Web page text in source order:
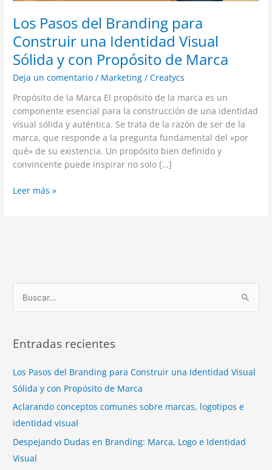
Los Pasos del Branding para
Construir una Identidad Visual
Sólida y con Propósito de Marca
Deja un comentario / Marketing /Creatycs
Propósito de la Marca El propósito de la marca es un
componente esencial para la construcción de una identidad
visual sólida y auténtica. Se trata de la razón de ser de la
marca, que responde a la pregunta fundamental del «por
qué» de su existencia. Un propósito bien definido y
convincente puede inspirar no solo […]
Propósito
de
Marca
Leer más »
u
c
o
r
:
Entradas recientes
Los Pasos del Branding para Construir una Identidad Visual
Sólida y con Propósito de Marca
Aclarando conceptos comunes sobre marcas, logotipos e
identidad visual
Despejando Dudas en Branding: Marca, Logo e Identidad
Visual